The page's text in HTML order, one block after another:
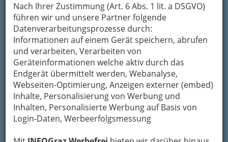
Nach Ihrer Zustimmung (Art. 6 Abs. 1 lit. a DSGVO)
führen wir und unsere Partner folgende
Datenverarbeitungsprozesse durch:
Informationen auf einem Gerät speichern, abrufen
und verarbeiten, Verarbeiten von
Geräteinformationen welche aktiv durch das
Endgerät übermittelt werden, Webanalyse,
Webseiten-Optimierung, Anzeigen externer (embed)
Inhalte, Personalisierung von Werbung und
Inhalten, Personalisierte Werbung auf Basis von
Login-Daten, Werbeerfolgsmessung
umgeben sie mit Glanz.
Viele Schmuckstücke kann man durch eine
schöne Gravur persönlicher
gestalten.Gutscheine und Rabattcodes für
Uhren und Schmuckgibt es natürlich
auch aufINFOGRAZ.at!
Bezirksauswahl
Alle Bezirke
1